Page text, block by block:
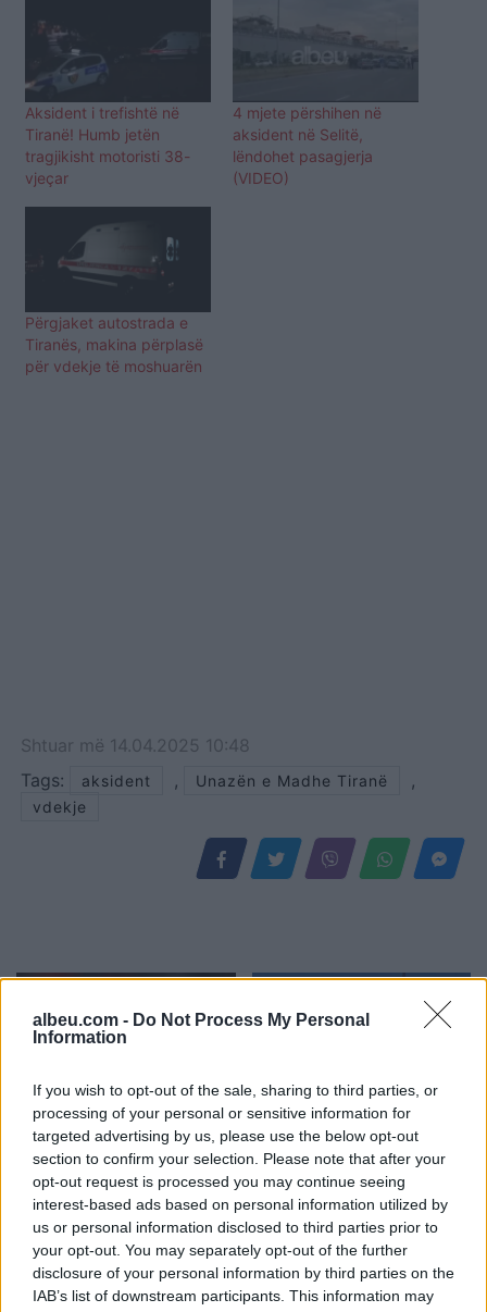
albeu.com - Do Not Process My Personal
Information
If you wish to opt-out of the sale, sharing to third parties, or
processing of your personal or sensitive information for
targeted advertising by us, please use the below opt-out
section to confirm your selection. Please note that after your
opt-out request is processed you may continue seeing
interest-based ads based on personal information utilized by
us or personal information disclosed to third parties prior to
your opt-out. You may separately opt-out of the further
disclosure of your personal information by third parties on the
IAB’s list of downstream participants. This information may
Aksident i trefishtë në
Tiranë! Humb jetën
tragjikisht motoristi 38-
vjeçar
4 mjete përshihen në
aksident në Selitë,
lëndohet pasagjerja
(VIDEO)
Përgjaket autostrada e
Tiranës, makina përplasë
për vdekje të moshuarën
Shtuar më 14.04.2025 10:48
Tags:
aksident , Unazën e Madhe Tiranë ,
vdekje
Misteri “Armando Broja”
në Angli, çfarë po ndodh
me sulmuesin e
Kombëtares?
Ngjarje tragjike në Ksamil/
Babai godet
aksidentalisht vajzën 4-
vjeçare me makinë, fëmija
humb jetën